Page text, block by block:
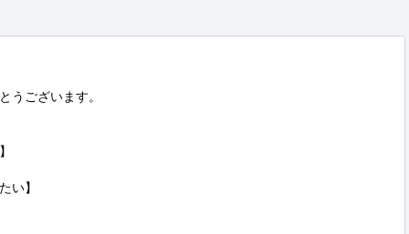
うございます。
い】